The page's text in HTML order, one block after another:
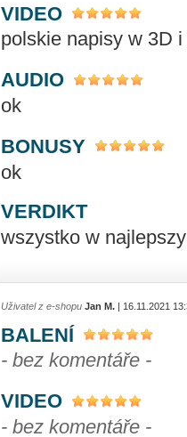
VIDEO
polskie napisy w 3D i
AUDIO
ok
BONUSY
ok
VERDIKT
wszystko w
Uživatel z e-shopu Jan M. | 16.11.2021
BALENÍ
- bez komentáře -
VIDEO
- bez komentáře -